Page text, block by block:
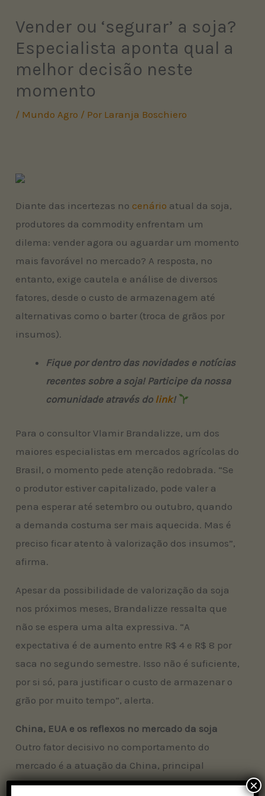
Vender ou ‘segurar’ a soja?
Especialista aponta qual a
melhor decisão neste
momento
/ Mundo Agro / Por Laranja Boschiero
Diante das incertezas no cenário atual da soja,
produtores da commodity enfrentam um
dilema: vender agora ou aguardar um momento
mais favorável no mercado? A resposta, no
entanto, exige cautela e análise de diversos
fatores, desde o custo de armazenagem até
alternativas como o barter (troca de grãos por
insumos).
Fique por dentro das novidades e notícias
recentes sobre a soja! Participe da nossa
comunidade através do link!
Para o consultor Vlamir Brandalizze, um dos
maiores especialistas em mercados agrícolas do
Brasil, o momento pede atenção redobrada. “Se
o produtor estiver capitalizado, pode valer a
pena esperar até setembro ou outubro, quando
a demanda costuma ser mais aquecida. Mas é
preciso ficar atento à valorização dos insumos”,
afirma.
Apesar da possibilidade de valorização da soja
nos próximos meses, Brandalizze ressalta que
não se espera uma alta expressiva. “A
expectativa é de aumento entre R$ 4 e R$ 8 por
saca no segundo semestre. Isso não é suficiente,
por si só, para justificar o custo de armazenar o
grão por muito tempo”, alerta.
China, EUA e os reflexos no mercado da soja
Outro fator decisivo no comportamento do
mercado é a atuação da China, principal
compradora da soja brasileira. Segundo
×